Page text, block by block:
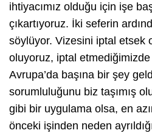
ihtiyacımız olduğu için işe
çıkartıyoruz. İki seferin
söylüyor. Vizesini iptal etsek
oluyoruz, iptal
Avrupa’da başına bir şey
sorumluluğunu biz taşımış
gibi bir uygulama olsa, en
önceki işinden neden